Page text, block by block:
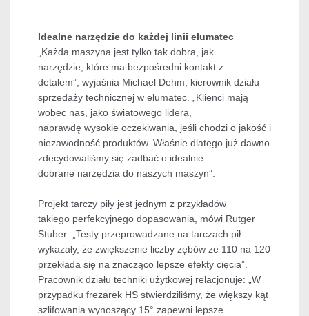
Idealne narzędzie do każdej linii elumatec
„Każda maszyna jest tylko tak dobra, jak
narzędzie, które ma bezpośredni kontakt z
detalem”, wyjaśnia Michael Dehm, kierownik działu
sprzedaży technicznej w elumatec. „Klienci mają
wobec nas, jako światowego lidera,
naprawdę wysokie oczekiwania, jeśli chodzi o jakość i
niezawodność produktów. Właśnie dlatego już dawno
zdecydowaliśmy się zadbać o idealnie
dobrane narzędzia do naszych maszyn”.
Projekt tarczy piły jest jednym z przykładów
takiego perfekcyjnego dopasowania, mówi Rutger
Stuber: „Testy przeprowadzane na tarczach pił
wykazały, że zwiększenie liczby zębów ze 110 na 120
przekłada się na znacząco lepsze efekty cięcia”.
Pracownik działu techniki użytkowej relacjonuje: „W
przypadku frezarek HS stwierdziliśmy, że większy kąt
szlifowania wynoszący 15° zapewni lepsze